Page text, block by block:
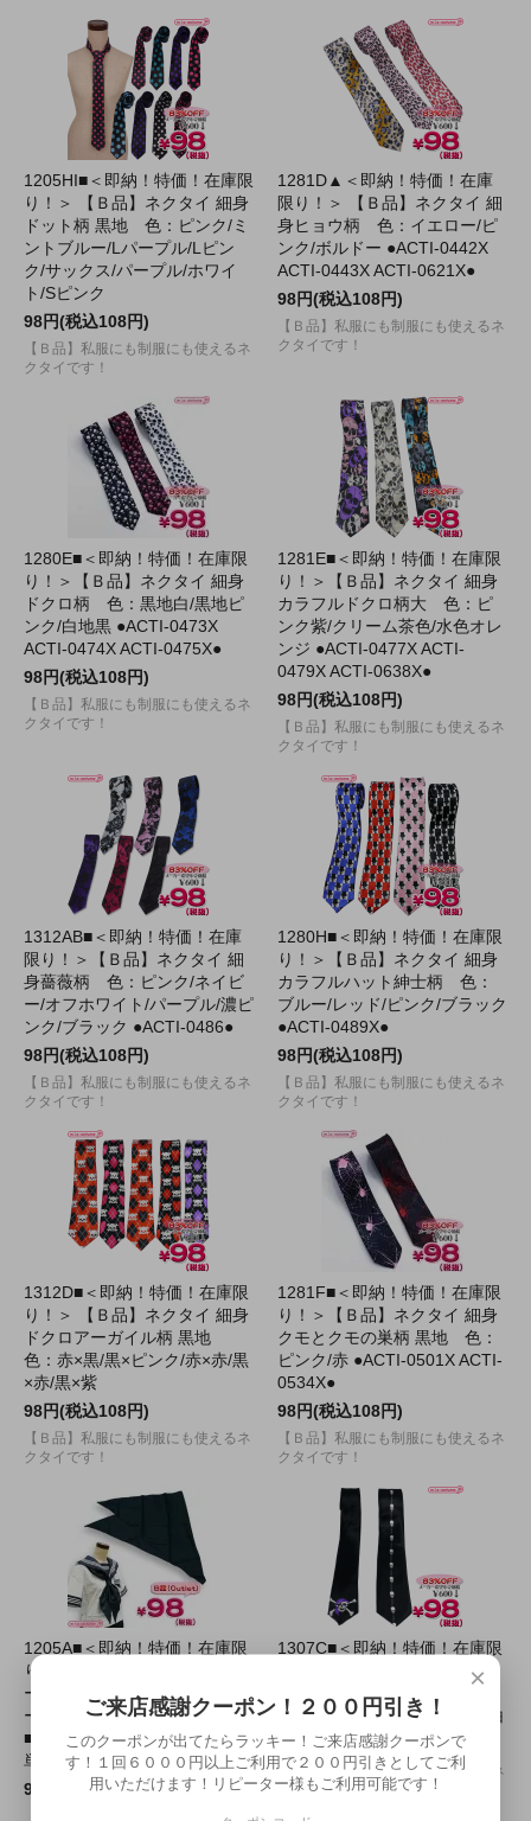
1205HI■＜即納！特価！在庫限
り！＞ 【Ｂ品】ネクタイ 細身
ドット柄 黒地 色：ピンク/ミ
ントブルー/Lパープル/Lピン
ク/サックス/パープル/ホワイ
ト/Sピンク
98円(税込108円)
【Ｂ品】私服にも制服にも使えるネ
クタイです！
1281D▲＜即納！特価！在庫
限り！＞ 【Ｂ品】ネクタイ 細
身ヒョウ柄 色：イエロー/ピ
ンク/ボルドー ●ACTI-0442X
ACTI-0443X ACTI-0621X●
98円(税込108円)
【Ｂ品】私服にも制服にも使えるネ
クタイです！
1280E■＜即納！特価！在庫限
り！＞【Ｂ品】ネクタイ 細身
ドクロ柄 色：黒地白/黒地ピ
ンク/白地黒 ●ACTI-0473X
ACTI-0474X ACTI-0475X●
98円(税込108円)
【Ｂ品】私服にも制服にも使えるネ
クタイです！
1281E■＜即納！特価！在庫限
り！＞【Ｂ品】ネクタイ 細身
カラフルドクロ柄大 色：ピ
ンク紫/クリーム茶色/水色オレ
ンジ ●ACTI-0477X ACTI-
0479X ACTI-0638X●
98円(税込108円)
【Ｂ品】私服にも制服にも使えるネ
クタイです！
1312AB■＜即納！特価！在庫
限り！＞【Ｂ品】ネクタイ 細
身薔薇柄 色：ピンク/ネイビ
ー/オフホワイト/パープル/濃ピ
ンク/ブラック ●ACTI-0486●
98円(税込108円)
【Ｂ品】私服にも制服にも使えるネ
クタイです！
1280H■＜即納！特価！在庫限
り！＞【Ｂ品】ネクタイ 細身
カラフルハット紳士柄 色：
ブルー/レッド/ピンク/ブラック
●ACTI-0489X●
98円(税込108円)
【Ｂ品】私服にも制服にも使えるネ
クタイです！
1312D■＜即納！特価！在庫限
り！＞ 【Ｂ品】ネクタイ 細身
ドクロアーガイル柄 黒地
色：赤×黒/黒×ピンク/赤×赤/黒
×赤/黒×紫
98円(税込108円)
【Ｂ品】私服にも制服にも使えるネ
クタイです！
1281F■＜即納！特価！在庫限
り！＞【Ｂ品】ネクタイ 細身
クモとクモの巣柄 黒地 色：
ピンク/赤 ●ACTI-0501X ACTI-
0534X●
98円(税込108円)
【Ｂ品】私服にも制服にも使えるネ
クタイです！
1205A■＜即納！特価！在庫限
り！＞【Ｂ品】 セーラースカ
ーフ 三角タイ 色：ネイビ
ー サイズ：フリー
■TeensEver スクールスカーフ
単品■
98円(税込108円)
【B品】大きめサイズのセーラース
1307C■＜即納！特価！在庫限
り！＞【Ｂ品】細身ネクタイ
デザイン：ワンポイントドク
ロ/ドクロ×チェーン 色：黒×白
98円(税込108円)
【Ｂ品】私服にも制服にも使えるネ
クタイです！
×
ご来店感謝クーポン！２００円引き！
このクーポンが出てたらラッキー！ご来店感謝クーポンで
す！１回６０００円以上ご利用で２００円引きとしてご利
用いただけます！リピーター様もご利用可能です！